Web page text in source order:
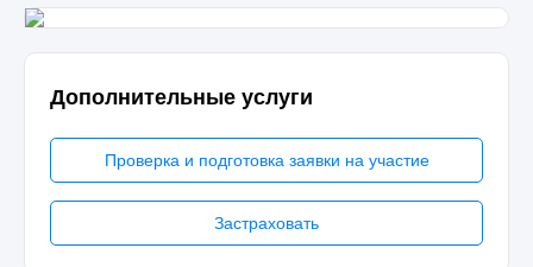
Дополнительные услуги
Проверка и подготовка заявки на участие
Застраховать